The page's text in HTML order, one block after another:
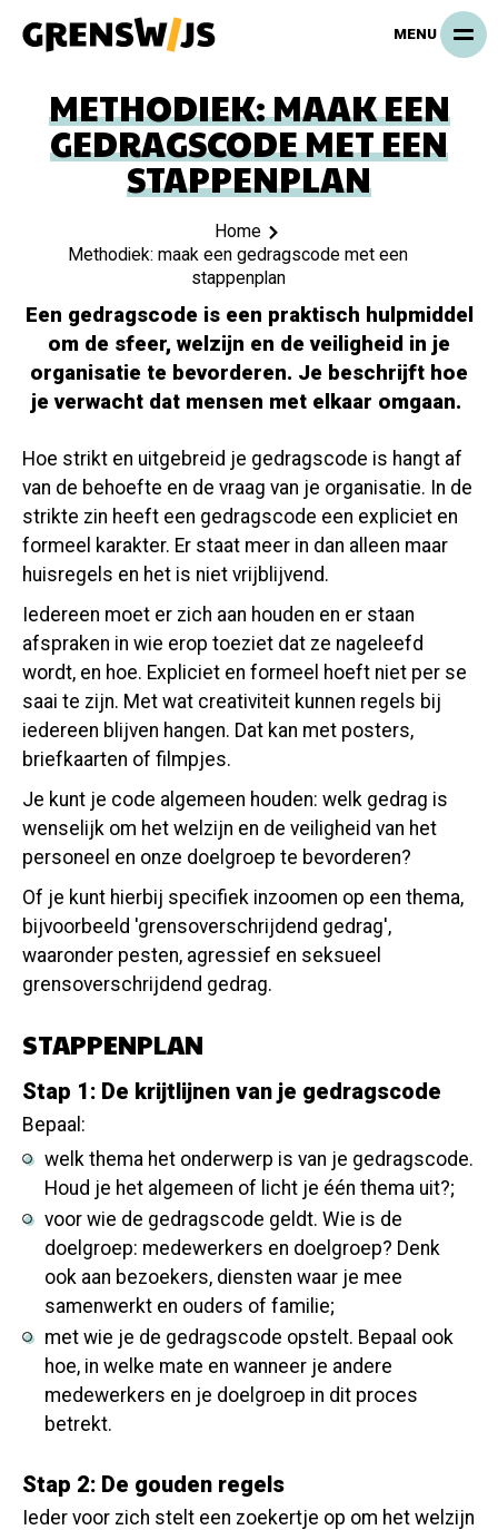
inhoud
MENU
METHODIEK: MAAK EEN
GEDRAGSCODE MET EEN
STAPPENPLAN
KRUIMELPAD
Home
Methodiek: maak een gedragscode met een
stappenplan
Een gedragscode is een praktisch hulpmiddel
om de sfeer, welzijn en de veiligheid in je
organisatie te bevorderen. Je beschrijft hoe
je verwacht dat mensen met elkaar omgaan.
Hoe strikt en uitgebreid je gedragscode is hangt af
van de behoefte en de vraag van je organisatie. In de
strikte zin heeft een gedragscode een expliciet en
formeel karakter. Er staat meer in dan alleen maar
huisregels en het is niet vrijblijvend.
Iedereen moet er zich aan houden en er staan
afspraken in wie erop toeziet dat ze nageleefd
wordt, en hoe. Expliciet en formeel hoeft niet per se
saai te zijn. Met wat creativiteit kunnen regels bij
iedereen blijven hangen. Dat kan met posters,
briefkaarten of filmpjes.
Je kunt je code algemeen houden: welk gedrag is
wenselijk om het welzijn en de veiligheid van het
personeel en onze doelgroep te bevorderen?
Of je kunt hierbij specifiek inzoomen op een thema,
bijvoorbeeld 'grensoverschrijdend gedrag',
waaronder pesten, agressief en seksueel
grensoverschrijdend gedrag.
STAPPENPLAN
Stap 1: De krijtlijnen van je gedragscode
Bepaal:
welk thema het onderwerp is van je gedragscode.
Houd je het algemeen of licht je één thema uit?;
voor wie de gedragscode geldt. Wie is de
doelgroep: medewerkers en doelgroep? Denk
ook aan bezoekers, diensten waar je mee
samenwerkt en ouders of familie;
met wie je de gedragscode opstelt. Bepaal ook
hoe, in welke mate en wanneer je andere
medewerkers en je doelgroep in dit proces
betrekt.
Stap 2: De gouden regels
Ieder voor zich stelt een zoekertje op om het welzijn